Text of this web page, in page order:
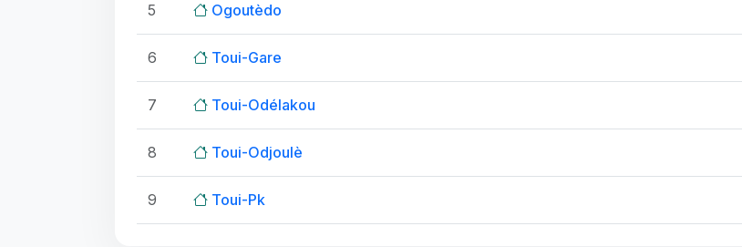
5 Ogoutèdo
6 Toui-Gare
7 Toui-Odélakou
8 Toui-Odjoulè
9 Toui-Pk